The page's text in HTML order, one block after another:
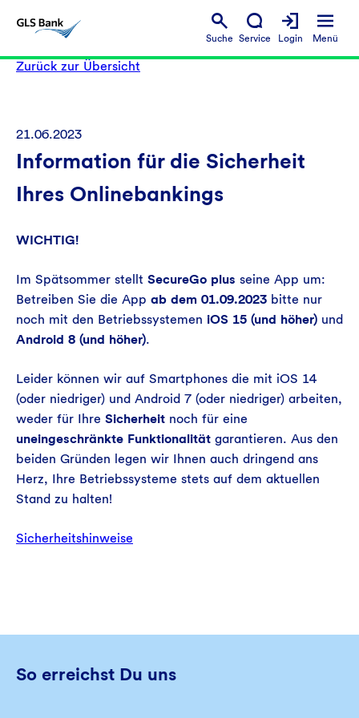
Suche Service Login Menü
Zurück zur Übersicht
21.06.2023
Information für die Sicherheit
Ihres Onlinebankings
WICHTIG!
Im Spätsommer stellt SecureGo plus seine App um:
Betreiben Sie die App ab dem 01.09.2023 bitte nur
noch mit den Betriebssystemen iOS 15 (und höher) und
Android 8 (und höher).
Leider können wir auf Smartphones die mit iOS 14
(oder niedriger) und Android 7 (oder niedriger) arbeiten,
weder für Ihre Sicherheit noch für eine
uneingeschränkte Funktionalität garantieren. Aus den
beiden Gründen legen wir Ihnen auch dringend ans
Herz, Ihre Betriebssysteme stets auf dem aktuellen
Stand zu halten!
Sicherheitshinweise
So erreichst Du uns